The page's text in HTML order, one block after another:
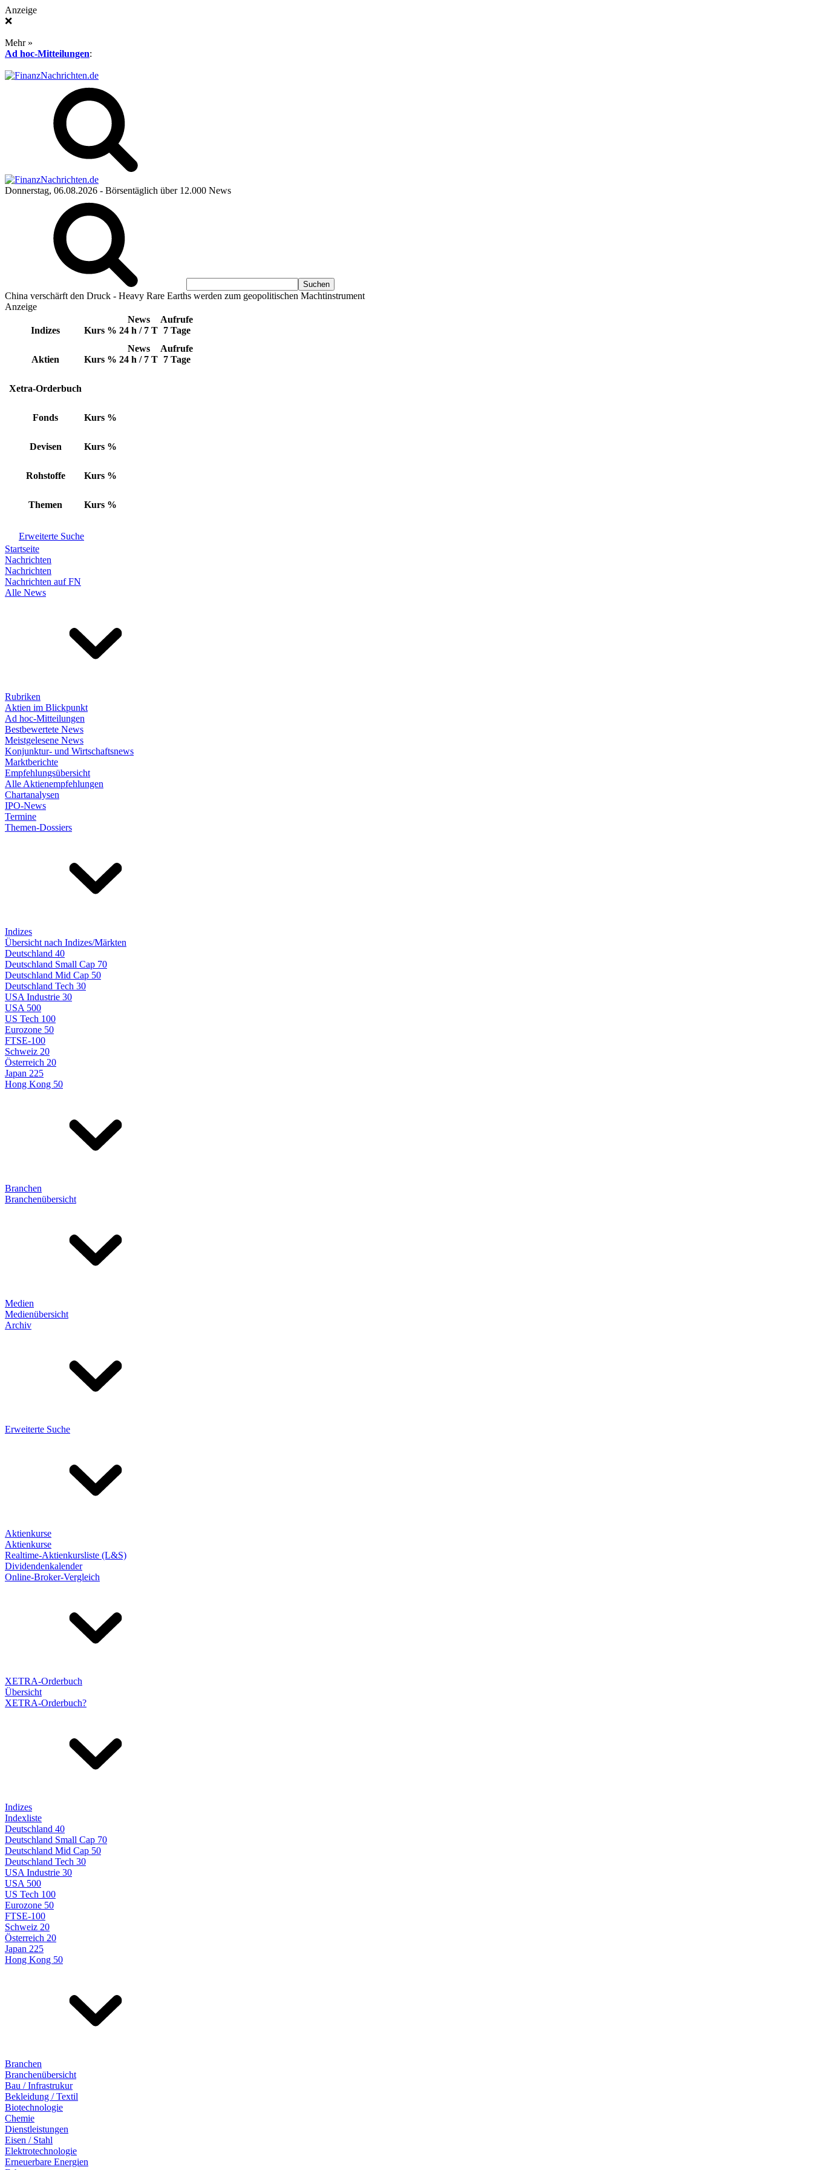
Anzeige
❌
Mehr »
Ad hoc-Mitteilungen:
Donnerstag, 06.08.2026 - Börsentäglich über 12.000 News
China verschärft den Druck - Heavy Rare Earths werden zum geopolitischen Machtinstrument
Anzeige
Indizes Kurs %
News
24 h / 7 T
Aufrufe
7 Tage
Aktien Kurs %
News
24 h / 7 T
Aufrufe
7 Tage
Xetra-Orderbuch
Fonds Kurs %
Devisen Kurs %
Rohstoffe Kurs %
Themen Kurs %
Erweiterte Suche
Startseite
Nachrichten
Nachrichten
Nachrichten auf FN
Alle News
Rubriken
Aktien im Blickpunkt
Ad hoc-Mitteilungen
Bestbewertete News
Meistgelesene News
Konjunktur- und Wirtschaftsnews
Marktberichte
Empfehlungsübersicht
Alle Aktienempfehlungen
Chartanalysen
IPO-News
Termine
Themen-Dossiers
Indizes
Übersicht nach Indizes/Märkten
Deutschland 40
Deutschland Small Cap 70
Deutschland Mid Cap 50
Deutschland Tech 30
USA Industrie 30
USA 500
US Tech 100
Eurozone 50
FTSE-100
Schweiz 20
Österreich 20
Japan 225
Hong Kong 50
Branchen
Branchenübersicht
Medien
Medienübersicht
Archiv
Erweiterte Suche
Aktienkurse
Aktienkurse
Realtime-Aktienkursliste (L&S)
Dividendenkalender
Online-Broker-Vergleich
XETRA-Orderbuch
Übersicht
XETRA-Orderbuch?
Indizes
Indexliste
Deutschland 40
Deutschland Small Cap 70
Deutschland Mid Cap 50
Deutschland Tech 30
USA Industrie 30
USA 500
US Tech 100
Eurozone 50
FTSE-100
Schweiz 20
Österreich 20
Japan 225
Hong Kong 50
Branchen
Branchenübersicht
Bau / Infrastrukur
Bekleidung / Textil
Biotechnologie
Chemie
Dienstleistungen
Eisen / Stahl
Elektrotechnologie
Erneuerbare Energien